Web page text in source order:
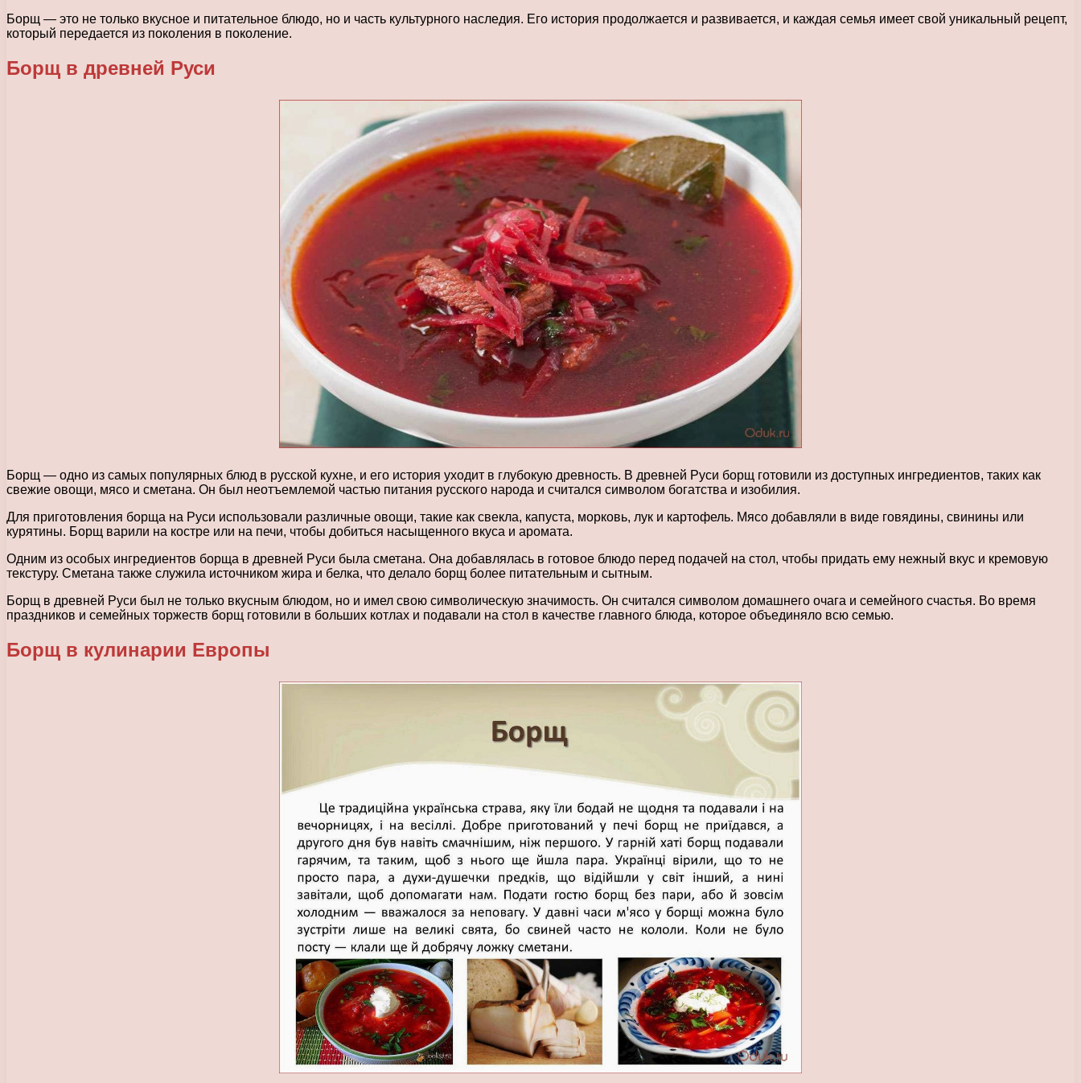
Борщ — это не только вкусное и питательное блюдо, но и часть культурного наследия. Его история продолжается и развивается, и каждая семья имеет свой уникальный рецепт,
который передается из поколения в поколение.
Борщ в древней Руси
Борщ — одно из самых популярных блюд в русской кухне, и его история уходит в глубокую древность. В древней Руси борщ готовили из доступных ингредиентов, таких как
свежие овощи, мясо и сметана. Он был неотъемлемой частью питания русского народа и считался символом богатства и изобилия.
Для приготовления борща на Руси использовали различные овощи, такие как свекла, капуста, морковь, лук и картофель. Мясо добавляли в виде говядины, свинины или
курятины. Борщ варили на костре или на печи, чтобы добиться насыщенного вкуса и аромата.
Одним из особых ингредиентов борща в древней Руси была сметана. Она добавлялась в готовое блюдо перед подачей на стол, чтобы придать ему нежный вкус и кремовую
текстуру. Сметана также служила источником жира и белка, что делало борщ более питательным и сытным.
Борщ в древней Руси был не только вкусным блюдом, но и имел свою символическую значимость. Он считался символом домашнего очага и семейного счастья. Во время
праздников и семейных торжеств борщ готовили в больших котлах и подавали на стол в качестве главного блюда, которое объединяло всю семью.
Борщ в кулинарии Европы